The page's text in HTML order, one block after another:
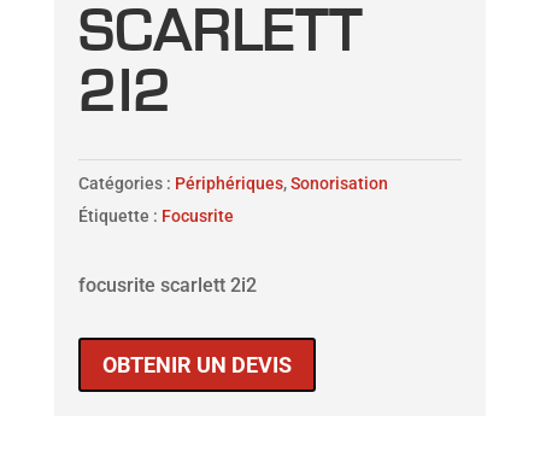
SCARLETT
2I2
Catégories : Périphériques,Sonorisation
Étiquette : Focusrite
focusrite scarlett 2i2
OBTENIR UN DEVIS